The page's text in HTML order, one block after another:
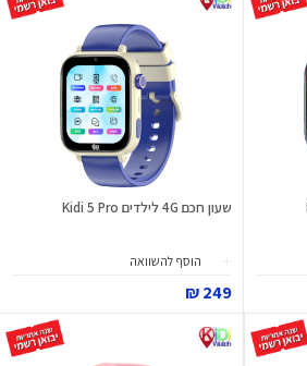
שעון חכם 4G לילדים Kidi 5 Pro
הוסף להשוואה
249 ₪